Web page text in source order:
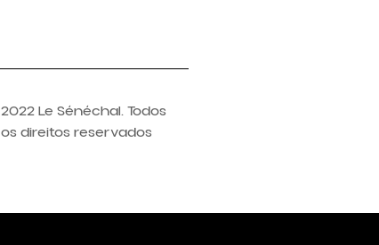
2022 Le Sénéchal. Todos
os direitos reservados